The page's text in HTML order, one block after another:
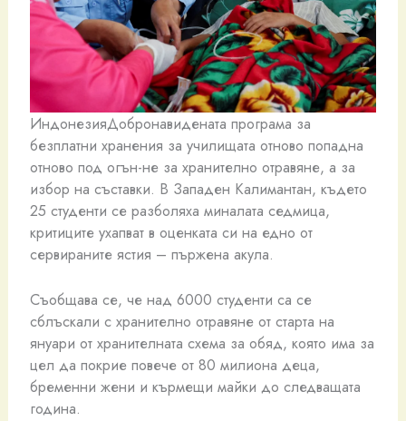
ИндонезияДобронавидената програма за
безплатни хранения за училищата отново попадна
отново под огън-не за хранително отравяне, а за
избор на съставки. В Западен Калимантан, където
25 студенти се разболяха миналата седмица,
критиците ухапват в оценката си на едно от
сервираните ястия – пържена акула.
Съобщава се, че над 6000 студенти са се
сблъскали с хранително отравяне от старта на
януари от хранителната схема за обяд, която има за
цел да покрие повече от 80 милиона деца,
бременни жени и кърмещи майки до следващата
година.